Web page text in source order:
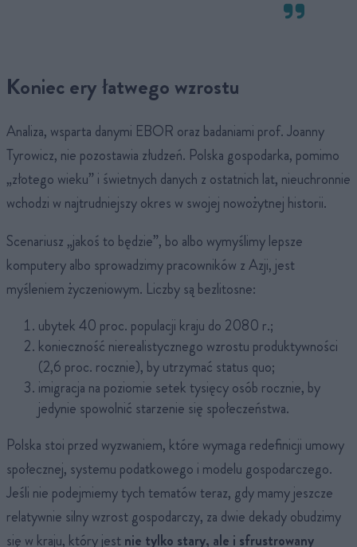
Koniec ery łatwego wzrostu
Analiza, wsparta danymi EBOR oraz badaniami prof. Joanny
Tyrowicz, nie pozostawia złudzeń. Polska gospodarka, pomimo
„złotego wieku” i świetnych danych z ostatnich lat, nieuchronnie
wchodzi w najtrudniejszy okres w swojej nowożytnej historii.
Scenariusz „jakoś to będzie”, bo albo wymyślimy lepsze
komputery albo sprowadzimy pracowników z Azji, jest
myśleniem życzeniowym. Liczby są bezlitosne:
ubytek 40 proc. populacji kraju do 2080 r.;
konieczność nierealistycznego wzrostu produktywności
(2,6 proc. rocznie), by utrzymać status quo;
imigracja na poziomie setek tysięcy osób rocznie, by
jedynie spowolnić starzenie się społeczeństwa.
Polska stoi przed wyzwaniem, które wymaga redefinicji umowy
społecznej, systemu podatkowego i modelu gospodarczego.
Jeśli nie podejmiemy tych tematów teraz, gdy mamy jeszcze
relatywnie silny wzrost gospodarczy, za dwie dekady obudzimy
się w kraju, który jest nie tylko stary, ale i sfrustrowany